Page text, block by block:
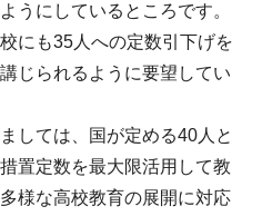
うにしているところです。
にも35人への定数引下げを
じられるように要望してい
しては、国が定める40人と
置定数を最大限活用して教
様な高校教育の展開に対応